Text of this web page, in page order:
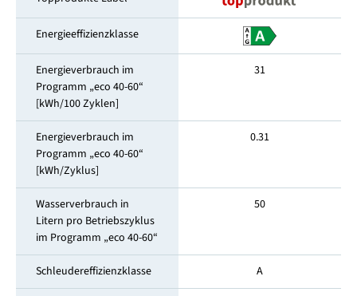
Energieeffizienzklasse
Energieverbrauch im
Programm „eco 40-60“
[kWh/100 Zyklen]
31
Energieverbrauch im
Programm „eco 40-60“
[kWh/Zyklus]
0.31
Wasserverbrauch in
Litern pro Betriebszyklus
im Programm „eco 40-60“
50
Schleudereffizienzklasse A